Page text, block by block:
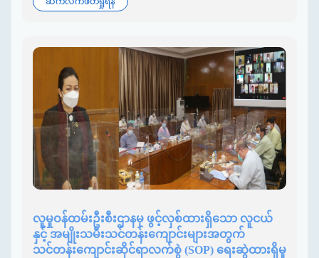
လူမှုဝန်ထမ်းဦးစီးဌာနမှ ဖွင့်လှစ်ထားရှိသော လူငယ်
နှင့် အမျိုးသမီးသင်တန်းကျောင်းများအတွက်
သင်တန်းကျောင်းဆိုင်ရာလက်စွဲ (SOP) ရေးဆွဲထားရှိမှု